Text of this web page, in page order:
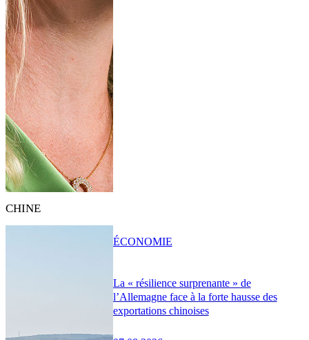
CHINE
La « résilience surprenante » de
l’Allemagne face à la forte hausse des
exportations chinoises
ÉCONOMIE